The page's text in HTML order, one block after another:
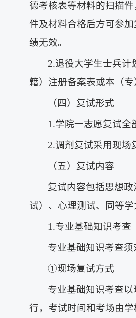
德考核表等材料的扫描件
件及材料合格后方可参
绩无效。
2.退役大学生士兵计
籍）注册备案表或本（专
（四）复试形式
1.学院一志愿复试全
2.调剂复试采用现场
（五）复试内容
复试内容包括思想
试）、心理测试、同等学
1.专业基础知识考查
专业基础知识考查须
①现场复试方式
专业基础知识考查
行，考试时间和考场由学